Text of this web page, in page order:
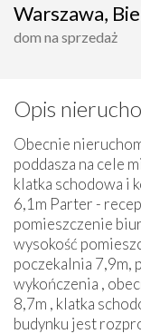
Warszawa,
dom na sprzedaż
Opis
Obecnie
poddasza na cele
klatka schodowa i
6,1m Parter -
pomieszczenie
wysokość
poczekalnia 7,9m,
wykończenia ,
8,7m , klatka
budynku jest